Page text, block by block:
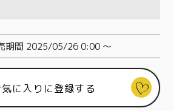
期間 2025/05/26 0:00 〜
気に入りに登録する